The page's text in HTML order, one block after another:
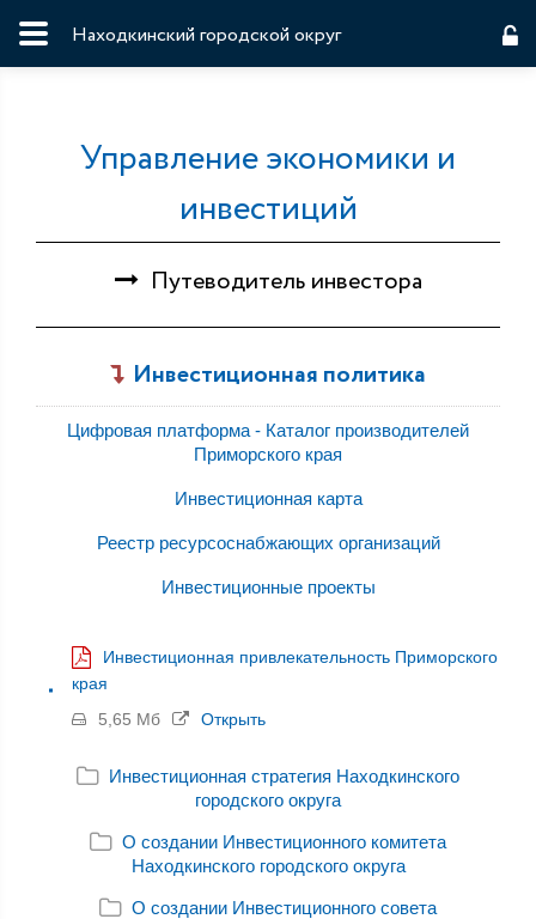
Находкинский городской округ
Управление экономики и
инвестиций
Путеводитель инвестора
Инвестиционная политика
Цифровая платформа - Каталог производителей
Приморского края
Инвестиционная карта
Реестр ресурсоснабжающих организаций
Инвестиционные проекты
Инвестиционная привлекательность Приморского
края
5,65 Мб
Открыть
Инвестиционная стратегия Находкинского
городского округа
О создании Инвестиционного комитета
Находкинского городского округа
О создании Инвестиционного совета